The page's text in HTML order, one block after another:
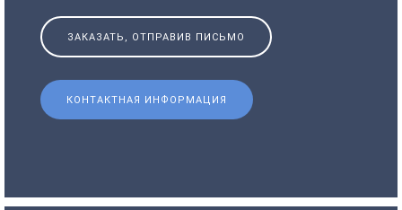
ЗАКАЗАТЬ, ОТПРАВИВ ПИСЬМО
КОНТАКТНАЯ ИНФОРМАЦИЯ